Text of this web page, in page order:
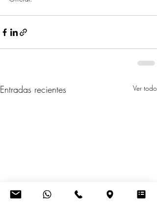
Entradas recientes Ver todo